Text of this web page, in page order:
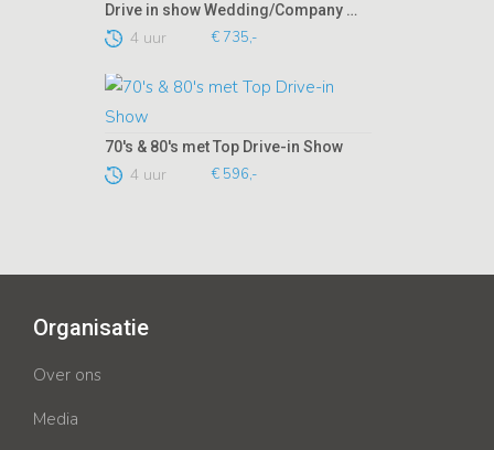
Drive in show Wedding/Company Sound
4 uur € 735,-
70's & 80's met Top Drive-in Show
4 uur € 596,-
Organisatie
Over ons
Media